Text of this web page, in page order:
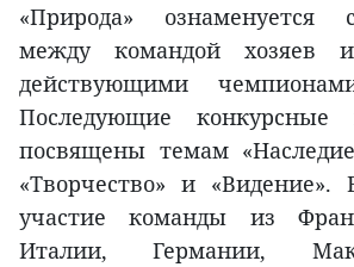
«Природа» ознаменуется
между командой хозяев
действующими
Последующие конкурсные
посвящены темам
«Творчество» и
участие команды из
Италии, Германии,